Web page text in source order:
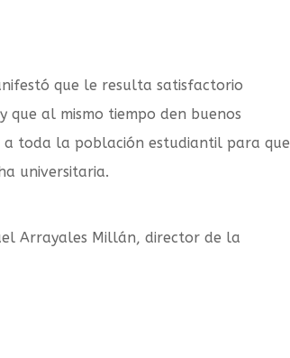
que le resulta satisfactorio
al mismo tiempo den buenos
toda la población estudiantil para que
universitaria.
Arrayales Millán, director de la